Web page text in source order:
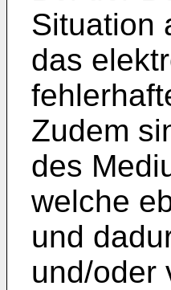
Situation
das
Zudem
des
welche
und
und/oder